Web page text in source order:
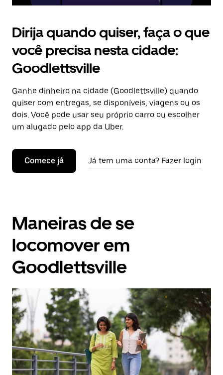
Dirija quando quiser, faça o que
você precisa nesta cidade:
Goodlettsville
Ganhe dinheiro na cidade (Goodlettsville) quando
quiser com entregas, se disponíveis, viagens ou os
dois. Você pode usar seu próprio carro ou escolher
um alugado pelo app da Uber.
Comece já Já tem uma conta? Fazer login
Maneiras de se
locomover em
Goodlettsville